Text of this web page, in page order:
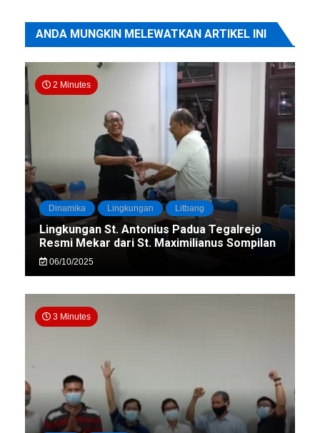
ANDA MUNGKIN MELEWATKAN ARTIKEL INI
2 Minutes
Dinamika Lingkungan Litbang
Lingkungan St. Antonius Padua Tegalrejo
Resmi Mekar dari St. Maximilianus Sompilan
06/10/2025
3 Minutes